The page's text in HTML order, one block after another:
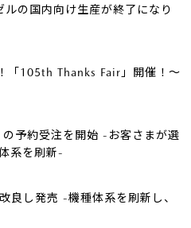
の国内向け生産が終了になり
「105th Thanks Fair」開催！～
予約受注を開始 -お客さまが選
系を刷新-
良し発売 -機種体系を刷新し、